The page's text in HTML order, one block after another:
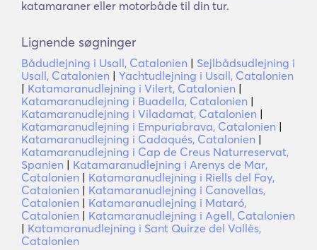
katamaraner eller motorbåde til din tur.
Lignende søgninger
Bådudlejning i Usall, Catalonien | Sejlbådsudlejning i
Usall, Catalonien | Yachtudlejning i Usall, Catalonien
| Katamaranudlejning i Vilert, Catalonien |
Katamaranudlejning i Buadella, Catalonien |
Katamaranudlejning i Viladamat, Catalonien |
Katamaranudlejning i Empuriabrava, Catalonien |
Katamaranudlejning i Cadaqués, Catalonien |
Katamaranudlejning i Cap de Creus Naturreservat,
Spanien | Katamaranudlejning i Arenys de Mar,
Catalonien | Katamaranudlejning i Riells del Fay,
Catalonien | Katamaranudlejning i Canovellas,
Catalonien | Katamaranudlejning i Mataró,
Catalonien | Katamaranudlejning i Agell, Catalonien
| Katamaranudlejning i Sant Quirze del Vallès,
Catalonien